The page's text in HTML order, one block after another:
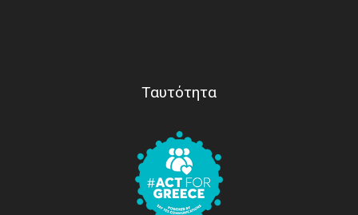
Ταυτότητα